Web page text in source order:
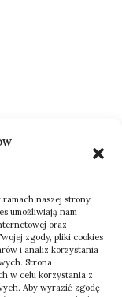
ramach naszej strony
umożliwiają nam
oraz
zgody, pliki cookies
i analiz korzystania
Strona
w celu korzystania z
Aby wyrazić zgodę